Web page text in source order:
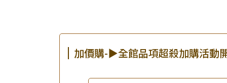
加價購-▶全館品項超殺加購活動